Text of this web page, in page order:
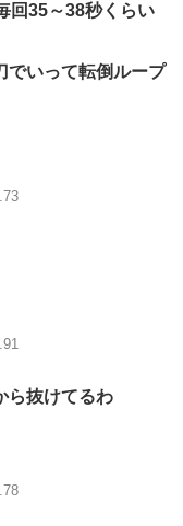
回35～38秒くらい
でいって転倒ループ
ら抜けてるわ